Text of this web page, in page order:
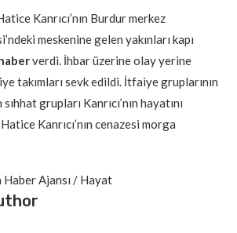
Kanrıcı’nın Burdur merkez
meskenine gelen yakınları kapı
verdi. İhbar üzerine olay yerine
takımları sevk edildi. İtfaiye gruplarının
grupları Kanrıcı’nın hayatını
Kanrıcı’nın cenazesi morga
Ajansı / Hayat